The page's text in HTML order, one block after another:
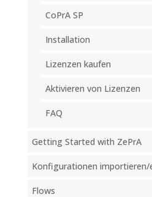
CoPrA SP
Installation
Lizenzen kaufen
Aktivieren von Lizenzen
FAQ
Getting Started with ZePrA
Konfigurationen importieren/
Flows